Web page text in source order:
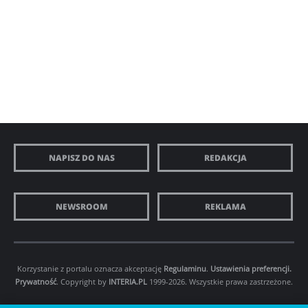
NAPISZ DO NAS REDAKCJA
NEWSROOM REKLAMA
Korzystanie z portalu oznacza akceptację Regulaminu. Ustawienia preferencji.
Prywatność. Copyright by INTERIA.PL 1999-2026. Wszystkie prawa zastrzeżone.